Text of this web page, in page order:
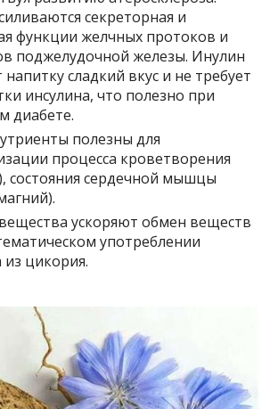
секреторная и
функции желчных протоков и
поджелудочной железы. Инулин
сладкий вкус и не требует
инсулина, что полезно при
диабете.
полезны для
процесса кроветворения
состояния сердечной мышцы
ускоряют обмен веществ
употреблении
из цикория.